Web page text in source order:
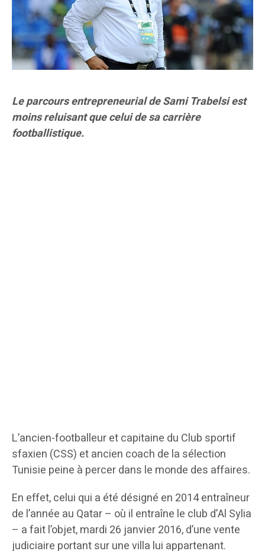
Le parcours entrepreneurial de Sami Trabelsi est
moins reluisant que celui de sa carrière
footballistique.
L’ancien-footballeur et capitaine du Club sportif
sfaxien (CSS) et ancien coach de la sélection
Tunisie peine à percer dans le monde des affaires.
En effet, celui qui a été désigné en 2014 entraîneur
de l’année au Qatar – où il entraîne le club d’Al Sylia
– a fait l’objet, mardi 26 janvier 2016, d’une vente
judiciaire portant sur une villa lui appartenant.